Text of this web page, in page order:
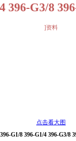
396-G3/8
]资料
点击看大图
396-G1/8 396-G1/4 396-G3/8